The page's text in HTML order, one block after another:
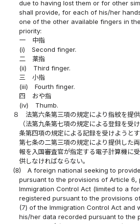
due to having lost them or for other
shall provide, for each of his/her
one of the other available fingers in
priority:
一
中指
(i)
Second finger.
二
薬指
(ii)
Third finger.
三
小指
(iii)
Fourth finger.
四
おや指
(iv)
Thumb.
８
法第六条第三項の規定により指紋を提
（法第九条第七項の規定による登録を受
条第四項の規定による記録を受けようと
第七条の二第三項の規定により提供した
報を入国審査官が指定する電子計算機に
供しなければならない。
(8)
A foreign national seeking to
pursuant to the provisions of Article 6,
Immigration Control Act (limited to a
registered pursuant to the provisions
(7) of the Immigration Control Act and
his/her data recorded pursuant to the